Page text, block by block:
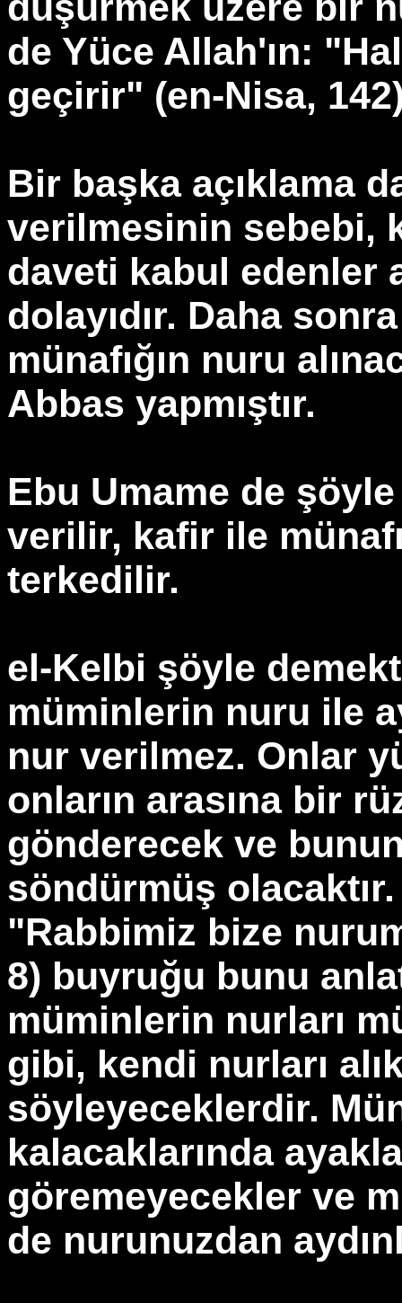
de Yüce Allah'ın:
geçirir" (en-Nisa,
Bir başka açıklama
verilmesinin sebebi,
daveti kabul edenler
dolayıdır. Daha
münafığın nuru
Abbas yapmıştır.
Ebu Umame de
verilir, kafir ile
terkedilir.
el-Kelbi şöyle
müminlerin nuru ile
nur verilmez. Onlar
onların arasına bir
gönderecek ve
söndürmüş
"Rabbimiz bize
8) buyruğu bunu
müminlerin nurları
gibi, kendi nurları
söyleyeceklerdir.
kalacaklarında
göremeyecekler ve
de nurunuzdan